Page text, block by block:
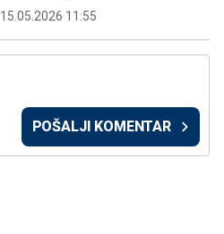
15.05.2026 11:55
POŠALJI KOMENTAR